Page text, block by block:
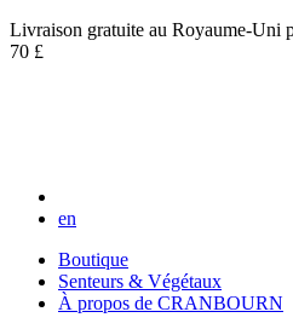
Livraison gratuite au Royaume-Uni
70 £
en
Boutique
Senteurs & Végétaux
À propos de CRANBOURN